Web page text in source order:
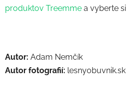
produktov Treemme a vyberte si
Autor: Adam Nemčík
Autor fotografií: lesnyobuvnik.sk